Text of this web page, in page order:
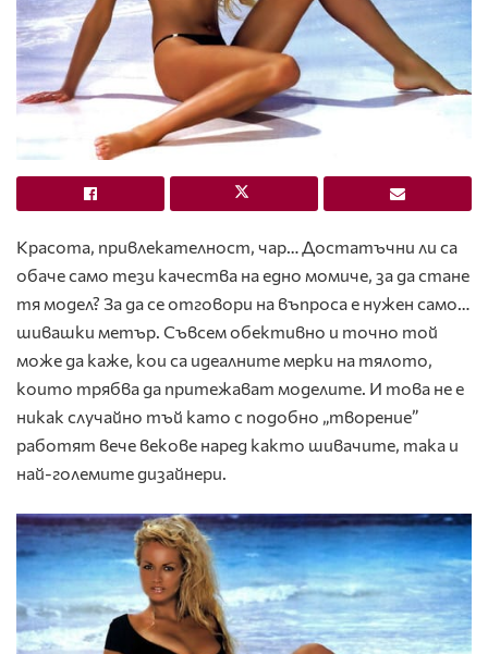
Красота, привлекателност, чар… Достатъчни ли са
обаче само тези качества на едно момиче, за да стане
тя модел? За да се отговори на въпроса е нужен само…
шивашки метър. Съвсем обективно и точно той
може да каже, кои са идеалните мерки на тялото,
които трябва да притежават моделите. И това не е
никак случайно тъй като с подобно „творение”
работят вече векове наред както шивачите, така и
най-големите дизайнери.